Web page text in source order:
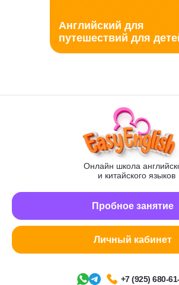
Английский для
путешествий для
Онлайн школа
и китайского языков
Пробное занятие
Личный кабинет
+7 (925) 680-